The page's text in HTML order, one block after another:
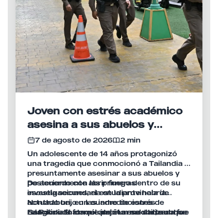
Joven con estrés académico
asesina a sus abuelos y
desata tiroteo en escuela de
Tailandia
7 de agosto de 2026
2 min
Un adolescente de 14 años protagonizó
una tragedia que conmocionó a Tailandia al
presuntamente asesinar a sus abuelos y
posteriormente abrir fuego dentro de su
escuela secundaria en la provincia de
Nonthaburi, en las inmediaciones de
Bangkok. El ataque dejó un saldo de ocho
De acuerdo con las primeras
investigaciones, el estudiante habría
actuado bajo un cuadro de estrés
relacionado con el ámbito escolar, aunque
La Policía informó que el arma utilizada fue